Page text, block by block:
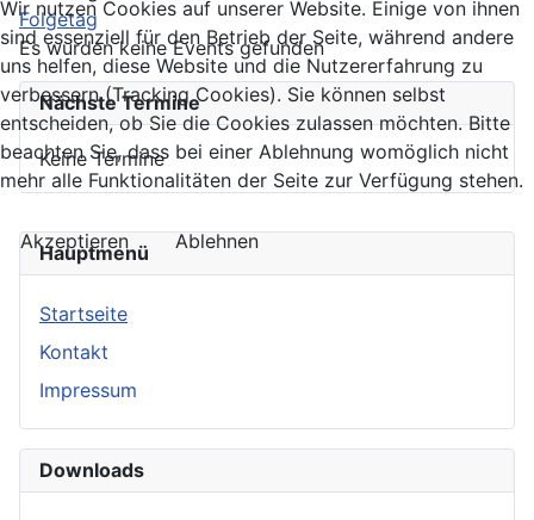
Hauptmenü
Startseite
Kontakt
Impressum
Downloads
Folgetag
Es wurden keine Events gefunden
Nächste Termine
Keine Termine
Wir nutzen Cookies auf unserer Website. Einige von ihnen
sind essenziell für den Betrieb der Seite, während andere
uns helfen, diese Website und die Nutzererfahrung zu
verbessern (Tracking Cookies). Sie können selbst
entscheiden, ob Sie die Cookies zulassen möchten. Bitte
beachten Sie, dass bei einer Ablehnung womöglich nicht
mehr alle Funktionalitäten der Seite zur Verfügung stehen.
Akzeptieren Ablehnen